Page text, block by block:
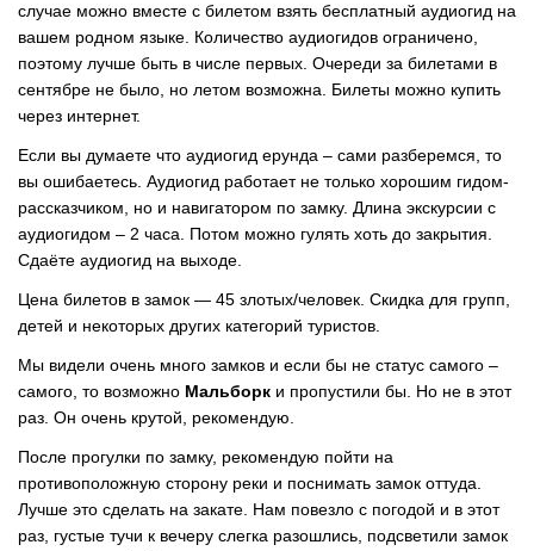
случае можно вместе с билетом взять бесплатный аудиогид на
вашем родном языке. Количество аудиогидов ограничено,
поэтому лучше быть в числе первых. Очереди за билетами в
сентябре не было, но летом возможна. Билеты можно купить
через интернет.
Если вы думаете что аудиогид ерунда – сами разберемся, то
вы ошибаетесь. Аудиогид работает не только хорошим гидом-
рассказчиком, но и навигатором по замку. Длина экскурсии с
аудиогидом – 2 часа. Потом можно гулять хоть до закрытия.
Сдаёте аудиогид на выходе.
Цена билетов в замок — 45 злотых/человек. Скидка для групп,
детей и некоторых других категорий туристов.
Мы видели очень много замков и если бы не статус самого –
самого, то возможно Мальборк и пропустили бы. Но не в этот
раз. Он очень крутой, рекомендую.
После прогулки по замку, рекомендую пойти на
противоположную сторону реки и поснимать замок оттуда.
Лучше это сделать на закате. Нам повезло с погодой и в этот
раз, густые тучи к вечеру слегка разошлись, подсветили замок